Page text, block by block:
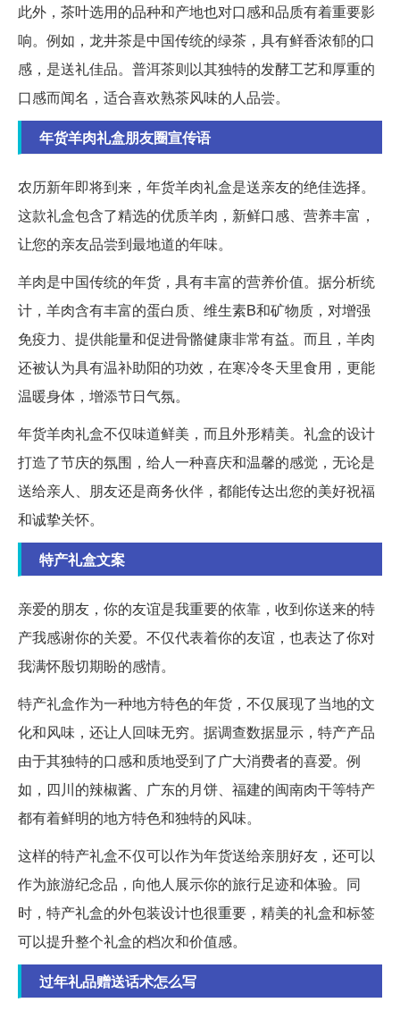
此外，茶叶选用的品种和产地也对口感和品质有着重要影
响。例如，龙井茶是中国传统的绿茶，具有鲜香浓郁的口
感，是送礼佳品。普洱茶则以其独特的发酵工艺和厚重的
口感而闻名，适合喜欢熟茶风味的人品尝。
年货羊肉礼盒朋友圈宣传语
农历新年即将到来，年货羊肉礼盒是送亲友的绝佳选择。
这款礼盒包含了精选的优质羊肉，新鲜口感、营养丰富，
让您的亲友品尝到最地道的年味。
羊肉是中国传统的年货，具有丰富的营养价值。据分析统
计，羊肉含有丰富的蛋白质、维生素B和矿物质，对增强
免疫力、提供能量和促进骨骼健康非常有益。而且，羊肉
还被认为具有温补助阳的功效，在寒冷冬天里食用，更能
温暖身体，增添节日气氛。
年货羊肉礼盒不仅味道鲜美，而且外形精美。礼盒的设计
打造了节庆的氛围，给人一种喜庆和温馨的感觉，无论是
送给亲人、朋友还是商务伙伴，都能传达出您的美好祝福
和诚挚关怀。
特产礼盒文案
亲爱的朋友，你的友谊是我重要的依靠，收到你送来的特
产我感谢你的关爱。不仅代表着你的友谊，也表达了你对
我满怀殷切期盼的感情。
特产礼盒作为一种地方特色的年货，不仅展现了当地的文
化和风味，还让人回味无穷。据调查数据显示，特产产品
由于其独特的口感和质地受到了广大消费者的喜爱。例
如，四川的辣椒酱、广东的月饼、福建的闽南肉干等特产
都有着鲜明的地方特色和独特的风味。
这样的特产礼盒不仅可以作为年货送给亲朋好友，还可以
作为旅游纪念品，向他人展示你的旅行足迹和体验。同
时，特产礼盒的外包装设计也很重要，精美的礼盒和标签
可以提升整个礼盒的档次和价值感。
过年礼品赠送话术怎么写